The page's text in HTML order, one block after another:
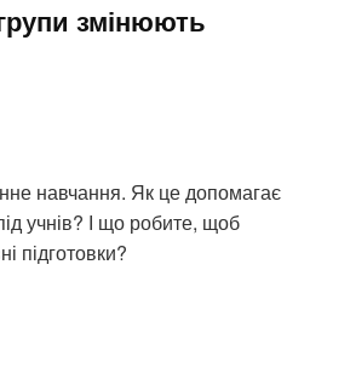
змінюють
навчання. Як це допомагає
учнів? І що робите, щоб
підготовки?